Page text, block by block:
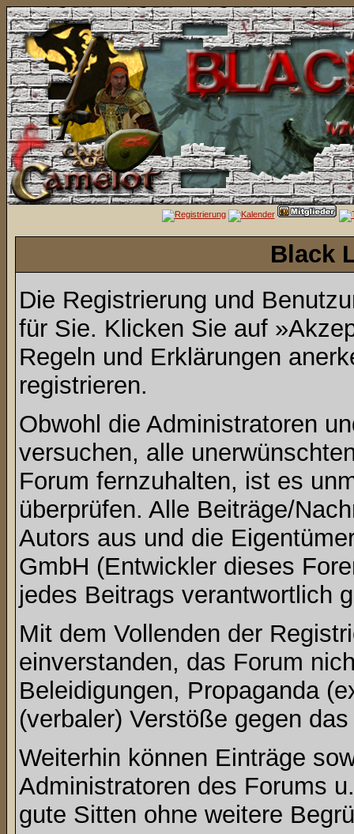
Black
Die Registrierung und
für Sie. Klicken Sie auf
Regeln und Erklärungen
registrieren.
Obwohl die Administratoren
versuchen, alle
Forum fernzuhalten, ist es
überprüfen. Alle Beiträge/
Autors aus und die
GmbH (Entwickler dieses
jedes Beitrags verantwortlich
Mit dem Vollenden der
einverstanden, das Forum
Beleidigungen, Propaganda
(verbaler) Verstöße gegen
Weiterhin können Einträge
Administratoren des Forums
gute Sitten ohne weitere